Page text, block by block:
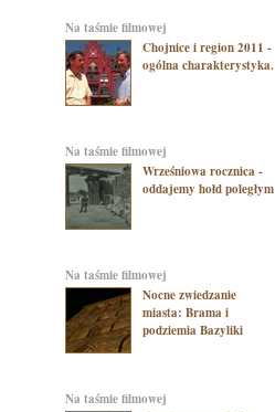
na taśmie filmowej
Chojnice i region 2011 -
ogólna charakterystyka.
na taśmie filmowej
Wrześniowa rocznica -
oddajemy hołd poległym
na taśmie filmowej
Nocne zwiedzanie
miasta: Brama i
podziemia Bazyliki
na taśmie filmowej